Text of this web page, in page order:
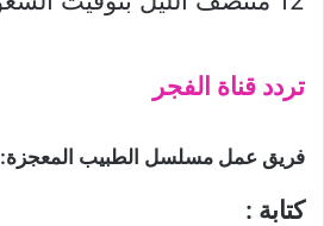
تردد قناة الفجر
فريق عمل مسلسل الطبيب المعجزة:
كتابة :